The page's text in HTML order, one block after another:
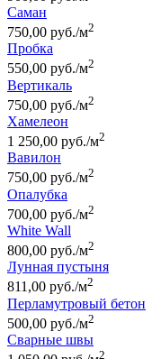
Саман
750,00 руб./м2
Пробка
550,00 руб./м2
Вертикаль
750,00 руб./м2
Хамелеон
1 250,00 руб./м2
Вавилон
750,00 руб./м2
Опалубка
700,00 руб./м2
White Wall
800,00 руб./м2
Лунная пустыня
811,00 руб./м2
Перламутровый бетон
500,00 руб./м2
Сварные швы
2